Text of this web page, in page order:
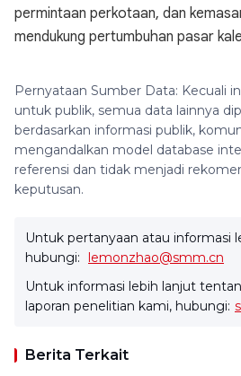
permintaan perkotaan, dan
mendukung pertumbuhan pasar
Pernyataan Sumber Data: Kecuali
untuk publik, semua data lainnya
berdasarkan informasi publik,
mengandalkan model database
referensi dan tidak menjadi
keputusan.
Untuk pertanyaan atau informasi
hubungi: lemonzhao@smm.cn
Untuk informasi lebih lanjut
laporan penelitian kami, hubungi:
Berita Terkait